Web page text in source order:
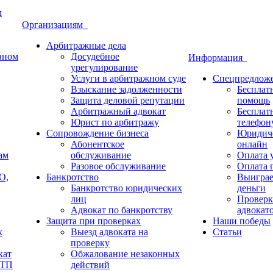
Организациям
Арбитражные дела
Досудебное
урегулирование
Услуги в арбитражном суде
Взыскание задолженности
Защита деловой репутации
Арбитражный адвокат
Юрист по арбитражу
Сопровождение бизнеса
Абонентское
обслуживание
Разовое обслуживание
Банкротство
Банкротство юридических
лиц
Адвокат по банкротству
Защита при проверках
Выезд адвоката на
проверку
Обжалование незаконных
действий
Информация
помощь
онлайн
Оплата
Оплата
деньги
Наши победы
Статьи